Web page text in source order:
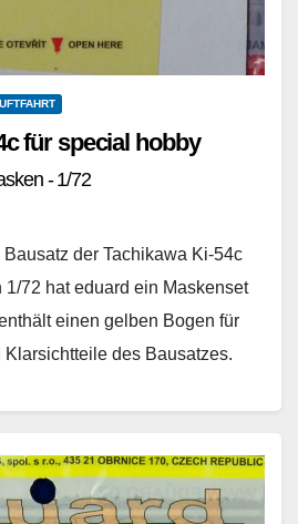
für special hobby
- 1/72
der Tachikawa Ki-54c
72 hat eduard ein Maskenset
einen gelben Bogen für
Klarsichtteile des Bausatzes.